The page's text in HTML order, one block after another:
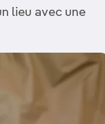
lieu avec une